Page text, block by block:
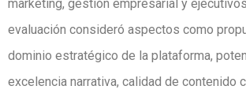
marketing, gestión empresarial y
evaluación consideró aspectos como
dominio estratégico de la plataforma,
excelencia narrativa, calidad de contenido